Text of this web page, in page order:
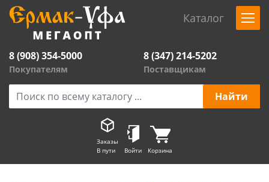
Каталог
8 (908) 354-5000
Покупателям
8 (347) 214-5202
Поставщикам
Заказы
В пути
Войти Корзина